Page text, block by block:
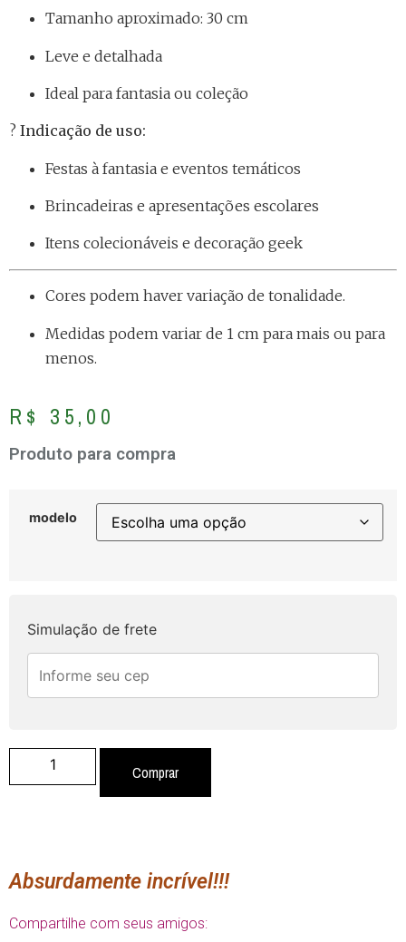
Tamanho aproximado: 30 cm
Leve e detalhada
Ideal para fantasia ou coleção
? Indicação de uso:
Festas à fantasia e eventos temáticos
Brincadeiras e apresentações escolares
Itens colecionáveis e decoração geek
Cores podem haver variação de tonalidade.
Medidas podem variar de 1 cm para mais ou para
menos.
R$ 35,00
Produto para compra
modelo
Simulação de frete
Comprar
Absurdamente incrível!!!
Compartilhe com seus amigos: